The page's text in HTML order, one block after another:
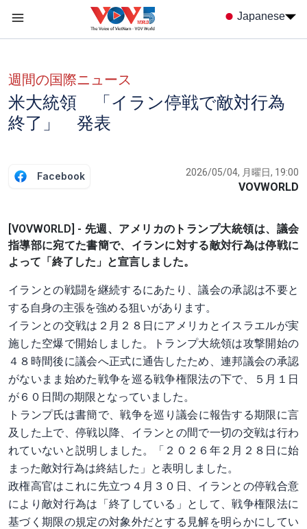
Japanese
週間の国際ニュース
米大統領 「イラン停戦で敵対行為
終了」 発表
Facebook 2026/05/04, 月曜日, 19:00
VOVWORLD
[VOVWORLD] - 先週、アメリカのトランプ大統領は、議会
指導部に宛てた書簡で、イランに対する敵対行為は停戦に
よって「終了した」と宣言しました。
イランとの戦闘を継続するにあたり、議会の承認は不要と
する自身の主張を強める狙いがあります。
イランとの交戦は２月２８日にアメリカとイスラエルが実
施した空爆で開始しました。トランプ大統領は攻撃開始の
４８時間後に議会へ正式に通告したため、連邦議会の承認
がないまま始めた戦争を巡る戦争権限法の下で、５月１日
が６０日間の期限となっていました。
ト⁠ランプ氏は書簡で、戦争を巡り議会に報告する期限に言
及した上で、停戦以降、イランとの間で一切の交戦は行わ
れていないと説明しました。「２０２６年２月２８日に始
まった敵対行為は終結した」と表明しました。
政権高官はこれに先立つ４月３０日、イランとの停戦合意
により敵対行為は「終了している」として、戦争権限法に
基づく期限の規定の対象外だとする見解を明らかにしてい